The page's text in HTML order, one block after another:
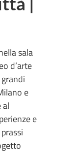
sala
d’arte
e
al
e